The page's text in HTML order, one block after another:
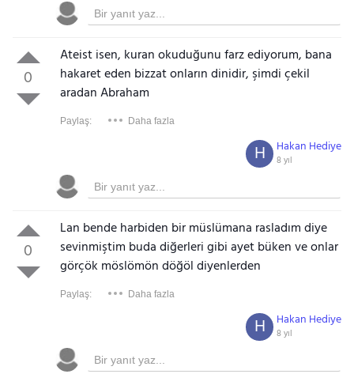
0
Ateist isen, kuran okuduğunu farz ediyorum, bana
hakaret eden bizzat onların dinidir, şimdi çekil
aradan Abraham
Paylaş: Daha fazla
Hakan Hediye
8 yıl
H
0
Lan bende harbiden bir müslümana rasladım diye
sevinmiştim buda diğerleri gibi ayet büken ve onlar
görçök möslömön döğöl diyenlerden
Paylaş: Daha fazla
Hakan Hediye
8 yıl
H